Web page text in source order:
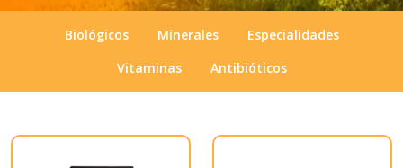
Biológicos Minerales
Especialidades
Vitaminas
Antibióticos